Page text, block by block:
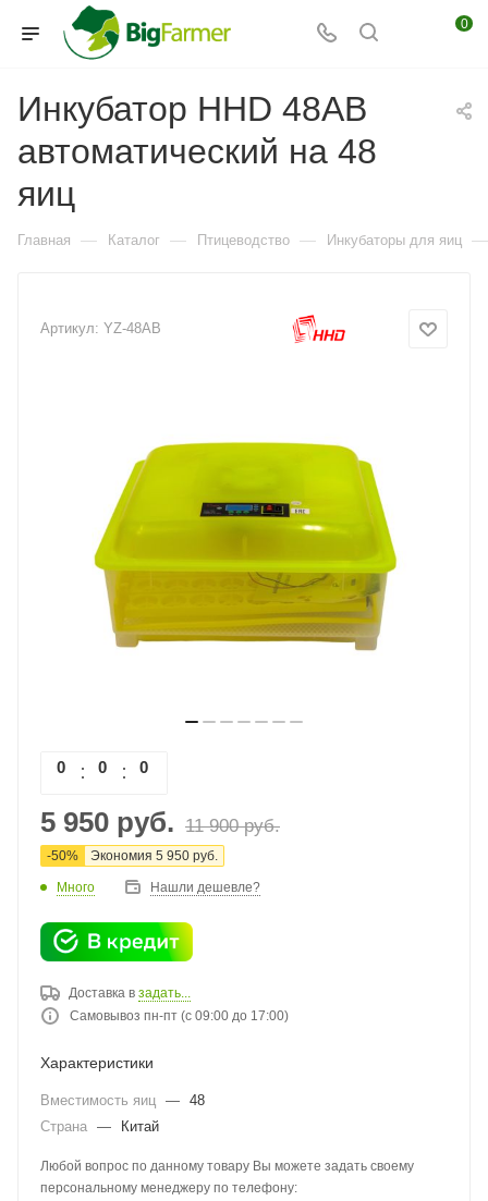
0
Инкубатор HHD 48AB
автоматический на 48
яиц
Главная — Каталог — Птицеводство — Инкубаторы для яиц —
Артикул: YZ-48AB
0 0 0
5 950 руб. 11 900руб.
-50% Экономия 5 950 руб.
Много Нашли дешевле?
Доставка в задать...
Самовывоз пн-пт (с 09:00 до 17:00)
Характеристики
Вместимость яиц — 48
Страна — Китай
Любой вопрос по данному товару Вы можете задать своему
персональному менеджеру по телефону: